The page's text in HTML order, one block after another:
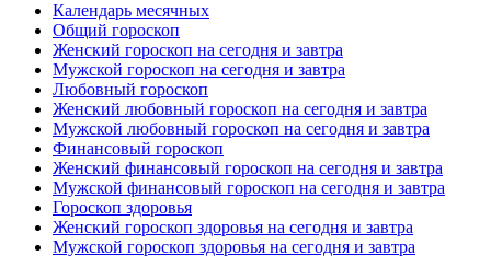
Календарь месячных
Общий гороскоп
Женский гороскоп на сегодня и завтра
Мужской гороскоп на сегодня и завтра
Любовный гороскоп
Женский любовный гороскоп на сегодня и завтра
Мужской любовный гороскоп на сегодня и завтра
Финансовый гороскоп
Женский финансовый гороскоп на сегодня и завтра
Мужской финансовый гороскоп на сегодня и завтра
Гороскоп здоровья
Женский гороскоп здоровья на сегодня и завтра
Мужской гороскоп здоровья на сегодня и завтра